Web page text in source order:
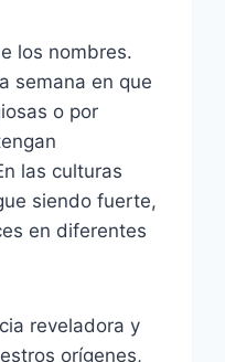
los nombres.
semana en que
o por
las culturas
siendo fuerte,
en diferentes
reveladora y
orígenes,